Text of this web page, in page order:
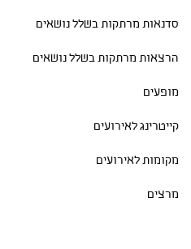
סדנאות מרתקות בשלל נושאים
הרצאות מרתקות בשלל נושאים
מופעים
קייטרינג לאירועים
מקומות לאירועים
מרצים